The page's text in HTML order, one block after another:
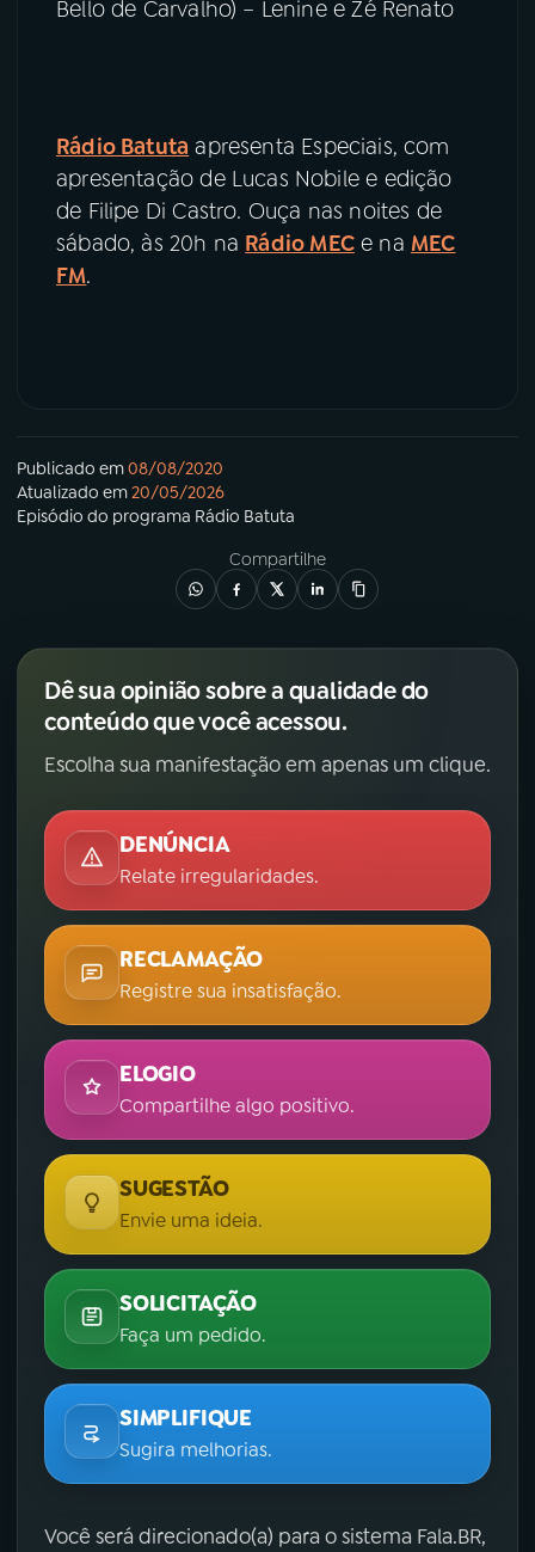
Bello de Carvalho) – Lenine e Zé Renato
Rádio Batuta apresenta Especiais, com
apresentação de Lucas Nobile e edição
de Filipe Di Castro. Ouça nas noites de
sábado, às 20h na Rádio MECe na MEC
FM.
Publicado em08/08/2020
Atualizado em20/05/2026
Episódio do programa Rádio Batuta
Compartilhe
Dê sua opinião sobre a qualidade do
conteúdo que você acessou.
Escolha sua manifestação em apenas um clique.
DENÚNCIA
Relate irregularidades.
RECLAMAÇÃO
Registre sua insatisfação.
ELOGIO
Compartilhe algo positivo.
SUGESTÃO
Envie uma ideia.
SOLICITAÇÃO
Faça um pedido.
SIMPLIFIQUE
Sugira melhorias.
Você será direcionado(a) para o sistema Fala.BR,